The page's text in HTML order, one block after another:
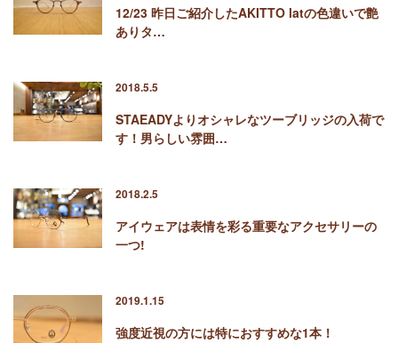
12/23 昨日ご紹介したAKITTO latの色違いで艶
ありタ…
2018.5.5
STAEADYよりオシャレなツーブリッジの入荷で
す！男らしい雰囲…
2018.2.5
アイウェアは表情を彩る重要なアクセサリーの
一つ!
2019.1.15
強度近視の方には特におすすめな1本！